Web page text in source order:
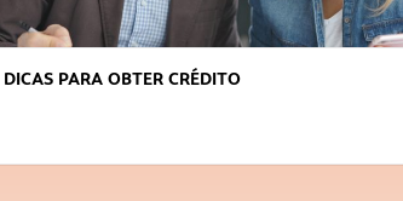
DICAS PARA OBTER CRÉDITO